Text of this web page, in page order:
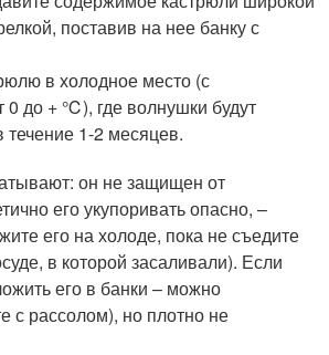
поставив на нее банку с
в холодное место (с
0 до + ℃), где волнушки будут
течение 1-2 месяцев.
он не защищен от
его укупоривать опасно, –
его на холоде, пока не съедите
в которой засаливали). Если
его в банки – можно
с рассолом), но плотно не